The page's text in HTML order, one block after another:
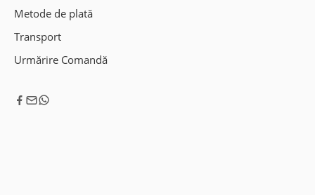
Metode de plată
Transport
Urmărire Comandă